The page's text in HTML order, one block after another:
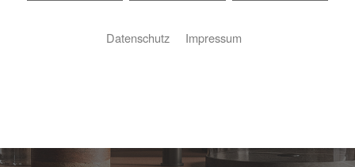
Datenschutz Impressum